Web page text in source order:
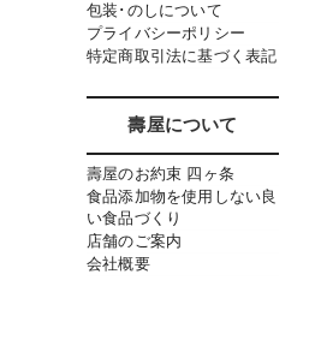
包装･のしについて
プライバシーポリシー
特定商取引法に基づく表記
壽屋について
壽屋のお約束 四ヶ条
食品添加物を使用しない良
い食品づくり
店舗のご案内
会社概要